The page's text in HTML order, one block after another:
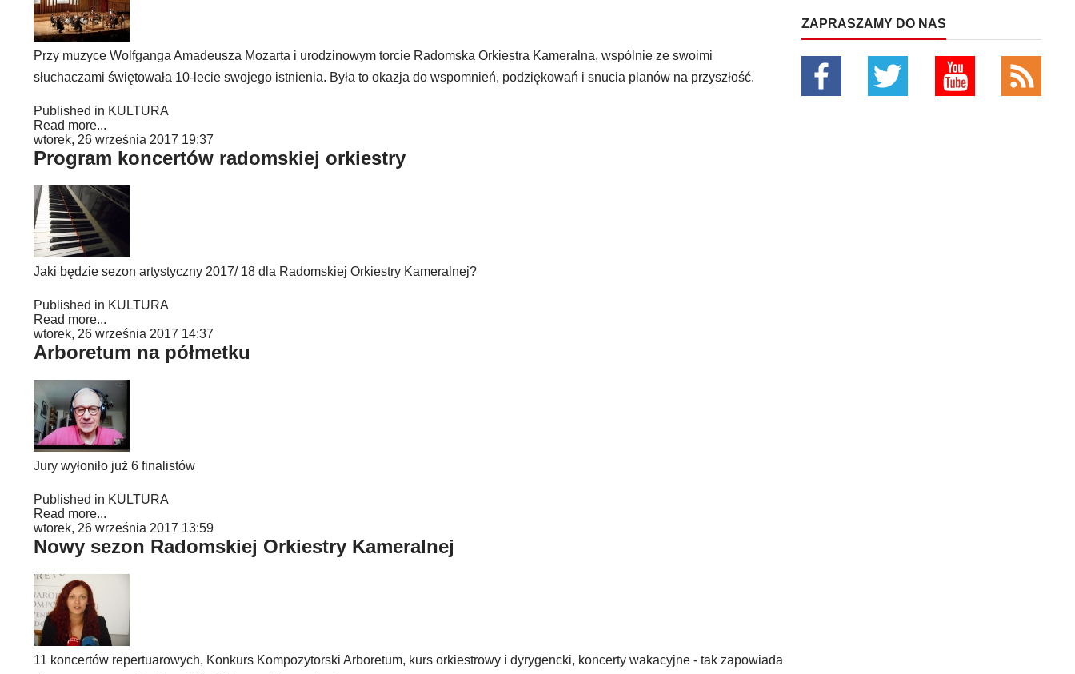
Przy muzyce Wolfganga Amadeusza Mozarta i urodzinowym torcie Radomska Orkiestra Kameralna, wspólnie ze swoimi
słuchaczami świętowała 10-lecie swojego istnienia. Była to okazja do wspomnień, podziękowań i snucia planów na przyszłość.
Published in KULTURA
Read more...
wtorek, 26 września 2017 19:37
Program koncertów radomskiej orkiestry
Jaki będzie sezon artystyczny 2017/ 18 dla Radomskiej Orkiestry Kameralnej?
Published in KULTURA
Read more...
wtorek, 26 września 2017 14:37
Arboretum na półmetku
Jury wyłoniło już 6 finalistów
Published in KULTURA
Read more...
wtorek, 26 września 2017 13:59
Nowy sezon Radomskiej Orkiestry Kameralnej
11 koncertów repertuarowych, Konkurs Kompozytorski Arboretum, kurs orkiestrowy i dyrygencki, koncerty wakacyjne - tak zapowiada
ZAPRASZAMY DO NAS